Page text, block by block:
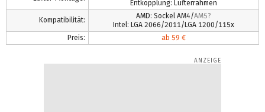
Entkopplung: Lüfterrahmen
Kompatibilität: AMD: Sockel AM4/AM5?
Intel: LGA 2066/2011/LGA 1200/115x
Preis:
ab 59 €